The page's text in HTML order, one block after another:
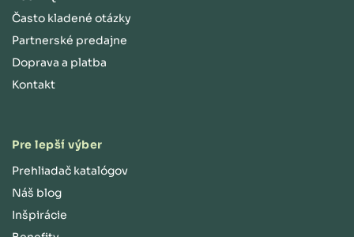
Často kladené otázky
Partnerské predajne
Doprava a platba
Kontakt
Pre lepší výber
Prehliadač katalógov
Náš blog
Inšpirácie